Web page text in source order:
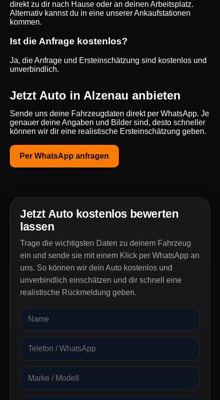
direkt zu dir nach Hause oder an deinen Arbeitsplatz.
Alternativ kannst du in eine unserer Ankaufstationen
kommen.
Ist die Anfrage kostenlos?
Ja, die Anfrage und Ersteinschätzung sind kostenlos und
unverbindlich.
Jetzt Auto in Alzenau anbieten
Sende uns deine Fahrzeugdaten direkt per WhatsApp. Je
genauer deine Angaben und Bilder sind, desto schneller
können wir dir eine realistische Ersteinschätzung geben.
Per WhatsApp anfragen
Jetzt Auto kostenlos bewerten
lassen
Trage die wichtigsten Daten zu deinem Fahrzeug
ein und sende sie mit einem Klick per WhatsApp an
uns. So können wir dein Auto kostenlos und
unverbindlich einschätzen und dir schnell eine
realistische Rückmeldung geben.